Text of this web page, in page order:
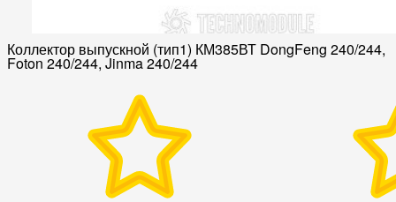
Коллектор выпускной (тип1) КМ385ВТ DongFeng 240/244,
Foton 240/244, Jinma 240/244